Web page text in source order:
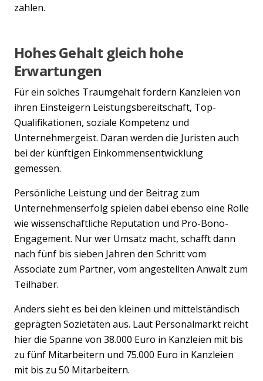
Previous
zahlen.
Hohes Gehalt gleich hohe
Erwartungen
Für ein solches Traumgehalt fordern Kanzleien von
ihren Einsteigern Leistungsbereitschaft, Top-
Qualifikationen, soziale Kompetenz und
Unternehmergeist. Daran werden die Juristen auch
bei der künftigen Einkommensentwicklung
gemessen.
Persönliche Leistung und der Beitrag zum
Unternehmenserfolg spielen dabei ebenso eine Rolle
wie wissenschaftliche Reputation und Pro-Bono-
Engagement. Nur wer Umsatz macht, schafft dann
nach fünf bis sieben Jahren den Schritt vom
Associate zum Partner, vom angestellten Anwalt zum
Teilhaber.
Anders sieht es bei den kleinen und mittelständisch
geprägten Sozietäten aus. Laut Personalmarkt reicht
hier die Spanne von 38.000 Euro in Kanzleien mit bis
zu fünf Mitarbeitern und 75.000 Euro in Kanzleien
mit bis zu 50 Mitarbeitern.